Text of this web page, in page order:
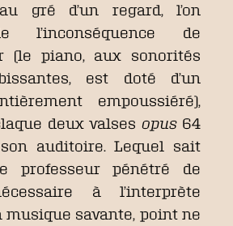
gré d’un regard, l’on
l’inconséquence de
(le piano, aux sonorités
est doté d’un
empoussiéré),
deux valses opus64
auditoire. Lequel sait
professeur pénétré de
à l’interprète
musique savante, point ne